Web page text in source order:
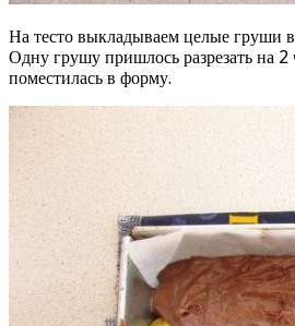
На тесто выкладываем целые груши
Одну грушу пришлось разрезать на 2
поместилась в форму.